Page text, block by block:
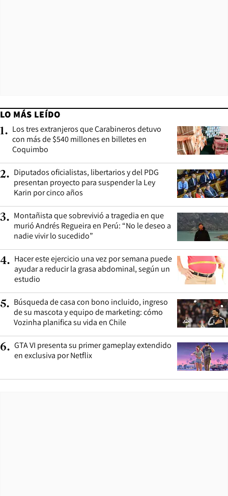
LO MÁS LEÍDO
1. Los tres extranjeros que Carabineros detuvo
con más de $540 millones en billetes en
Coquimbo
2. Diputados oficialistas, libertarios y del PDG
presentan proyecto para suspender la Ley
Karin por cinco años
3. Montañista que sobrevivió a tragedia en que
murió Andrés Regueira en Perú: “No le deseo a
nadie vivir lo sucedido”
4. Hacer este ejercicio una vez por semana puede
ayudar a reducir la grasa abdominal, según un
estudio
5. Búsqueda de casa con bono incluido, ingreso
de su mascota y equipo de marketing: cómo
Vozinha planifica su vida en Chile
6. GTA VI presenta su primer gameplay extendido
en exclusiva por Netflix